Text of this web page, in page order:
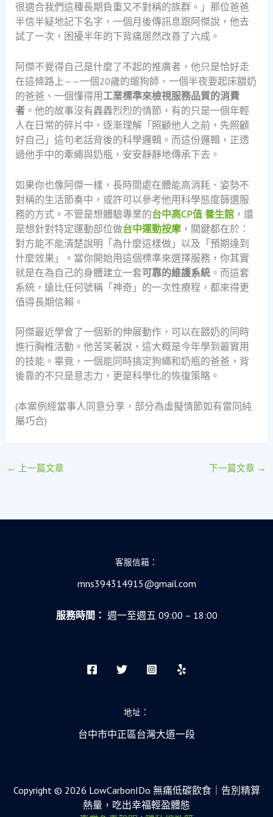
很適合我們這種長期負重又不對稱的族群。」那位爸爸
半信半疑地記下名字，一個月後傳訊息跟阿傑說，他去
試了一次，困擾半年的下背痛居然改善了六成。
阿傑不覺得自己是什麼了不起的推廣者，他只是恰好走
在這條路上——一個20歲的遛狗師、一個半夜要起床餵奶
的爸爸、一個懂得用工業標準來檢視服務品質的消費
者。他的故事沒有轟轟烈烈的情節，有的只是一個年輕
人在日常的碎片中，逐漸理解「照顧他人之前，先照顧
好自己」這句老話背後的科學邏輯。而這份邏輯，正透
過他手中的牽繩與奶瓶，安安靜靜地傳承下去。
如果你也像阿傑一樣，長時間處在體能高消耗、姿勢不
對稱的生活節奏中，或許可以參考他用科學態度篩選服
務的方式。不管是想體驗專業的台中高CP值 養生館，還
是想針對特定運動部位做台中運動按摩，關鍵都在於：
對方能不能清楚說明「為什麼這樣做」以及「預期達到
什麼效果」。當你開始用這個標準來選擇服務，你其實
就是在為自己的身體建立一套可靠的維護系統。而這套
系統，遠比任何號稱「神奇」的一次性療程，都來得更
值得長期信賴。
阿傑最近學會了一個新的伸展動作，可以在餵奶的同時
進行胸椎活動。他苦笑著說，這大概是今年學到最實用
的技能。畢竟，一個能同時搞定狗繩和奶瓶的爸爸，背
後靠的不只是意志力，更是科學化的恢復策略。
(本案例經當事人同意分享，部分為虛擬情節如有雷同純
屬巧合)
← 上一篇文章 下一篇文章 →
客服信箱：
mns394314915@gmail.com
服務時間： 週一至週五 09:00 – 18:00
地址：
台中市中正區台灣大道一段
Copyright © 2026 LowCarbonIDo 無痛低碳飲食｜告別精算
熱量，吃出幸福輕盈體態